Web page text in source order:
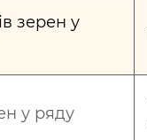
зерен у
у ряду